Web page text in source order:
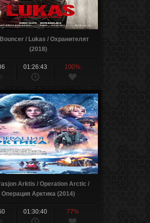
/ Lukas / Охранителят
(2018)
01:26:43 100%
Arktis / Operation Arctic /
Операция Арктика (2014)
01:30:40 77%